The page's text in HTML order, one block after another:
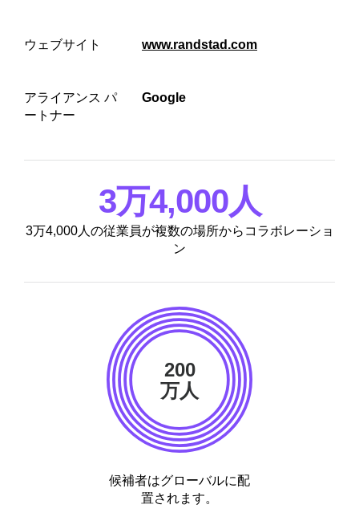
ウェブサイト www.randstad.com
アライアンス パ
ートナー
Google
3万4,000人
3万4,000人の従業員が複数の場所からコラボレーショ
ン
200
万人
候補者はグローバルに配
置されます。